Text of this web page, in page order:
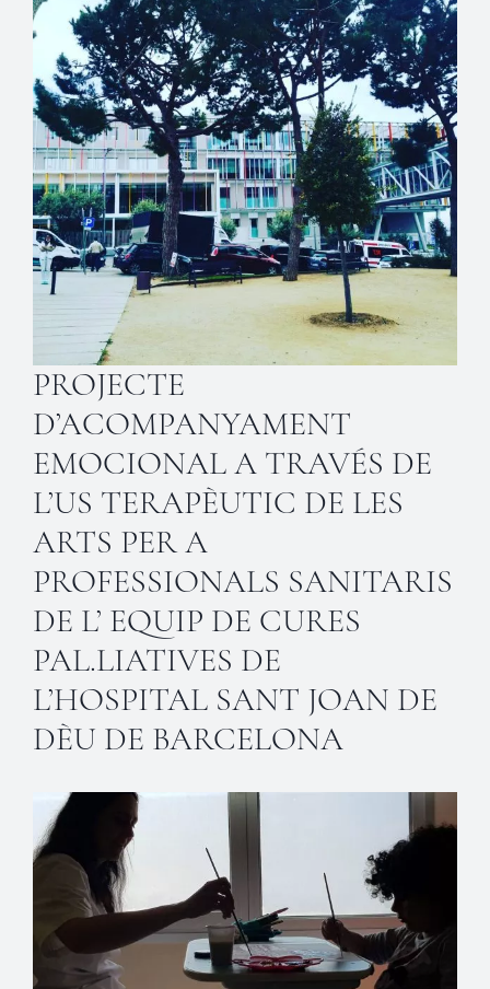
PROJECTE
D’ACOMPANYAMENT
EMOCIONAL A TRAVÉS DE
L’US TERAPÈUTIC DE LES
ARTS PER A
PROFESSIONALS SANITARIS
DE L’ EQUIP DE CURES
PAL.LIATIVES DE
L’HOSPITAL SANT JOAN DE
DÈU DE BARCELONA